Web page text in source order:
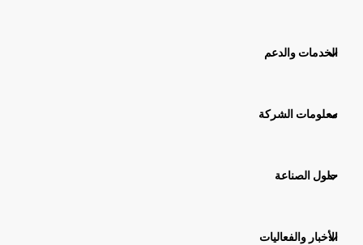
الخدمات والدعم
معلومات الشركة
حلول الصناعة
الأخبار والفعاليات